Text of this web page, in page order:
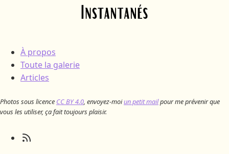
Skip to main content
À propos
Toute la galerie
Articles
Photos sous licence CC BY 4.0, envoyez-moiun petit mailpour me prévenir que
vous les utiliser, ça fait toujours plaisir.